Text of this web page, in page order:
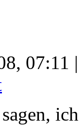
07:11 |